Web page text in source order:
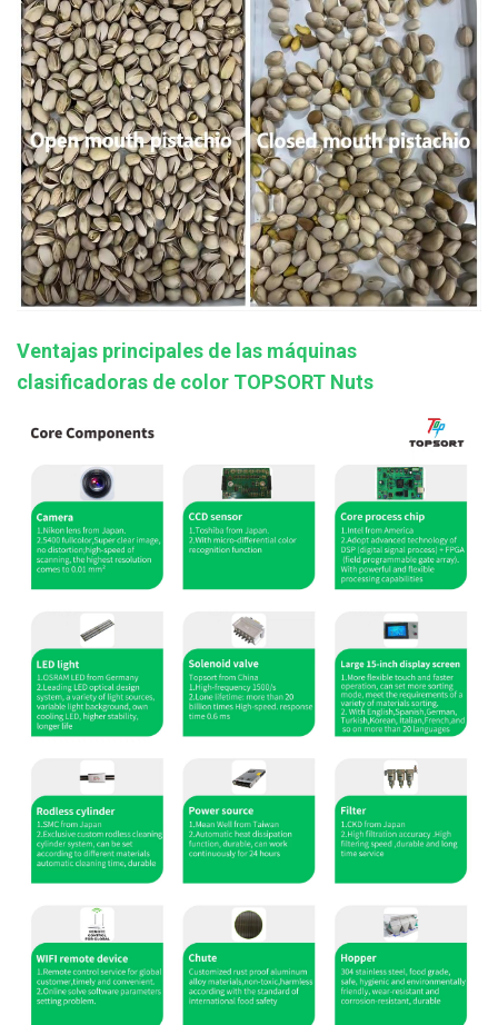
Ventajas principales de las máquinas
clasificadoras de color TOPSORT Nuts